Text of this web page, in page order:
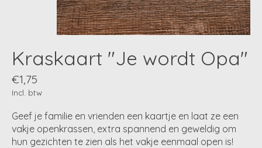
Kraskaart "Je wordt Opa"
€1,75
Incl. btw
Geef je familie en vrienden een kaartje en laat ze een
vakje openkrassen, extra spannend en geweldig om
hun gezichten te zien als het vakje eenmaal open is!